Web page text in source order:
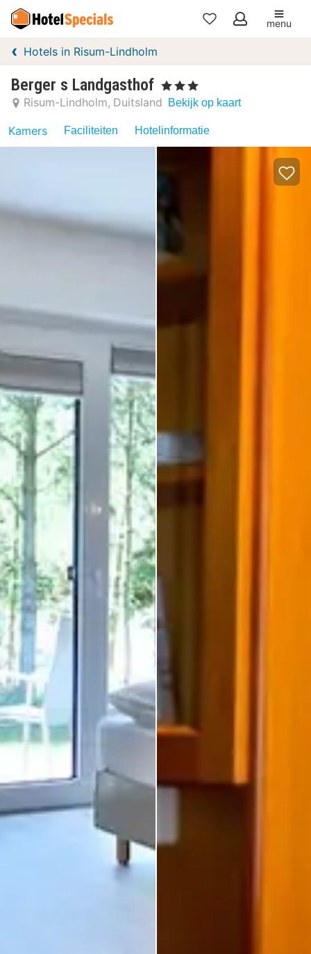
Mijn
menu
Hotels in Risum-Lindholm
Berger s Landgasthof , 3 Sterren
Risum-Lindholm Duitsland Bekijk op kaart
Kamers Faciliteiten Hotelinformatie